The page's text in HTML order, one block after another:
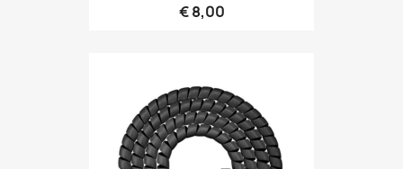
€ 8,00